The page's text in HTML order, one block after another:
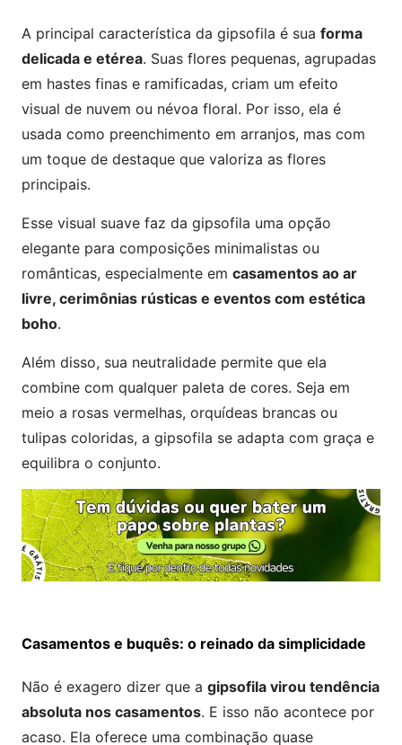
A principal característica da gipsofila é sua forma
delicada e etérea. Suas flores pequenas, agrupadas
em hastes finas e ramificadas, criam um efeito
visual de nuvem ou névoa floral. Por isso, ela é
usada como preenchimento em arranjos, mas com
um toque de destaque que valoriza as flores
principais.
Esse visual suave faz da gipsofila uma opção
elegante para composições minimalistas ou
românticas, especialmente em casamentos ao ar
livre, cerimônias rústicas e eventos com estética
boho.
Além disso, sua neutralidade permite que ela
combine com qualquer paleta de cores. Seja em
meio a rosas vermelhas, orquídeas brancas ou
tulipas coloridas, a gipsofila se adapta com graça e
equilibra o conjunto.
Casamentos e buquês: o reinado da simplicidade
Não é exagero dizer que a gipsofila virou tendência
absoluta nos casamentos. E isso não acontece por
acaso. Ela oferece uma combinação quase